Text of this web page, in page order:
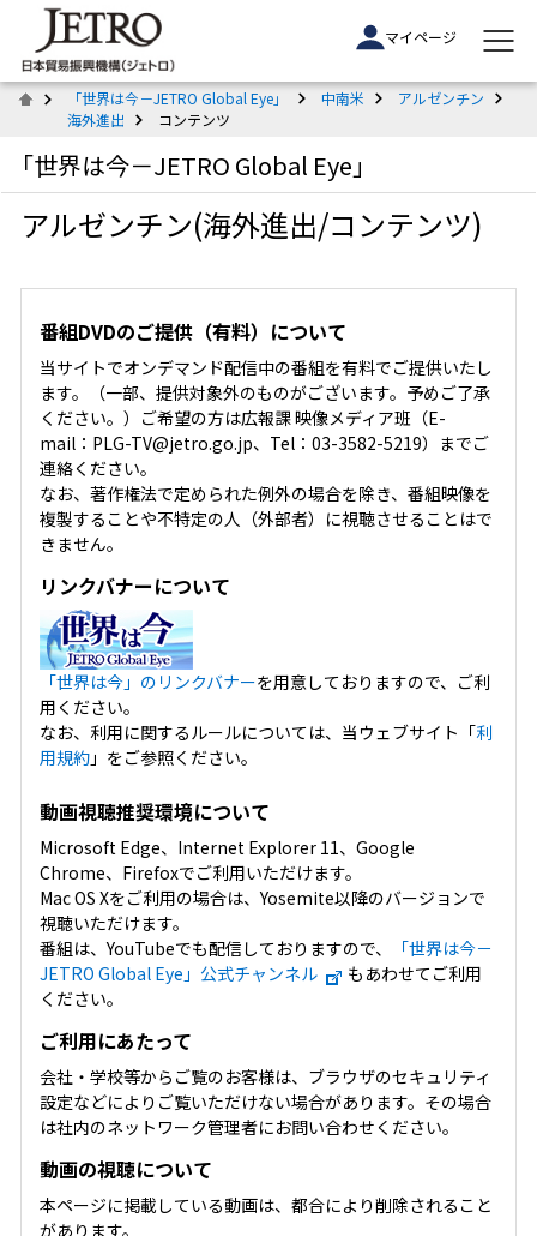
マイページ
「世界は今－JETRO Global Eye」 中南米
アルゼンチン
海外進出
コンテンツ
「世界は今－JETRO Global Eye」
アルゼンチン(海外進出/コンテンツ)
番組DVDのご提供（有料）について
当サイトでオンデマンド配信中の番組を有料でご提供いたし
ます。（一部、提供対象外のものがございます。予めご了承
ください。）ご希望の方は広報課 映像メディア班（E-
mail：PLG-TV@jetro.go.jp、Tel：03-3582-5219）までご
連絡ください。
なお、著作権法で定められた例外の場合を除き、番組映像を
複製することや不特定の人（外部者）に視聴させることはで
きません。
リンクバナーについて
「世界は今」のリンクバナーを用意しておりますので、ご利
用ください。
なお、利用に関するルールについては、当ウェブサイト「利
用規約」をご参照ください。
動画視聴推奨環境について
Microsoft Edge、Internet Explorer 11、Google
Chrome、Firefoxでご利用いただけます。
Mac OS Xをご利用の場合は、Yosemite以降のバージョンで
視聴いただけます。
番組は、YouTubeでも配信しておりますので、
「世界は今－
JETRO Global Eye」公式チャンネル
もあわせてご利用
ください。
ご利用にあたって
会社・学校等からご覧のお客様は、ブラウザのセキュリティ
設定などによりご覧いただけない場合があります。その場合
は社内のネットワーク管理者にお問い合わせください。
動画の視聴について
本ページに掲載している動画は、都合により削除されること
があります。